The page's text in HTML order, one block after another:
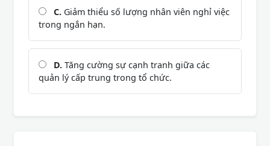
C. Giảm thiểu số lượng nhân viên nghỉ việc
trong ngắn hạn.
D. Tăng cường sự cạnh tranh giữa các
quản lý cấp trung trong tổ chức.